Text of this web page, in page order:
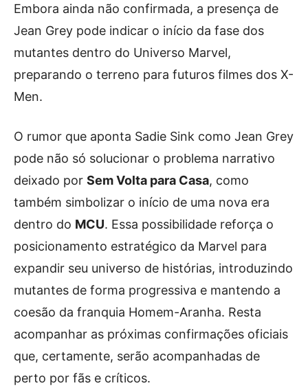
Embora ainda não confirmada, a presença de
Jean Grey pode indicar o início da fase dos
mutantes dentro do Universo Marvel,
preparando o terreno para futuros filmes dos X-
Men.
O rumor que aponta Sadie Sink como Jean Grey
pode não só solucionar o problema narrativo
deixado por Sem Volta para Casa, como
também simbolizar o início de uma nova era
dentro do MCU. Essa possibilidade reforça o
posicionamento estratégico da Marvel para
expandir seu universo de histórias, introduzindo
mutantes de forma progressiva e mantendo a
coesão da franquia Homem-Aranha. Resta
acompanhar as próximas confirmações oficiais
que, certamente, serão acompanhadas de
perto por fãs e críticos.